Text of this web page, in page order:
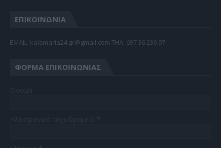
ΕΠΙΚΟΙΝΩΝΙΑ
EMAIL: kalamaria24.gr@gmail.com TΗΛ: 697 36 236 97
ΦΌΡΜΑ ΕΠΙΚΟΙΝΩΝΊΑΣ